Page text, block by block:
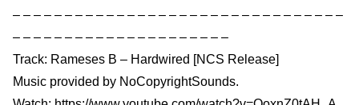
– – – – – – – – – – – – – – – – – – – – – – – – – – – – – – – –
– – – – – – – – – – – – – – – – – – – – –
Track: Rameses B – Hardwired [NCS Release]
Music provided by NoCopyrightSounds.